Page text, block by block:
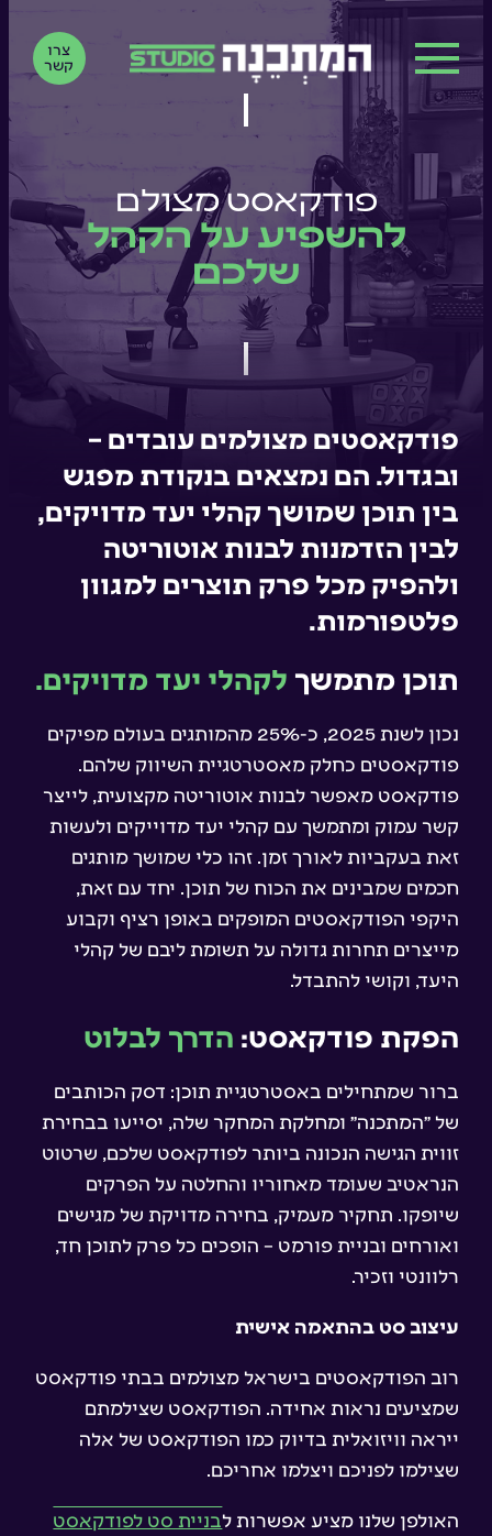
צרו
קשר
פודקאסט מצולם
להשפיע על הקהל
שלכם
פודקאסטים מצולמים עובדים –
ובגדול. הם נמצאים בנקודת מפגש
בין תוכן שמושך קהלי יעד מדויקים,
לבין הזדמנות לבנות אוטוריטה
ולהפיק מכל פרק תוצרים למגוון
פלטפורמות.
תוכן מתמשך לקהלי יעד מדויקים.
נכון לשנת 2025, כ-25% מהמותגים בעולם מפיקים
פודקאסטים כחלק מאסטרטגיית השיווק שלהם.
פודקאסט מאפשר לבנות אוטוריטה מקצועית, לייצר
קשר עמוק ומתמשך עם קהלי יעד מדוייקים ולעשות
זאת בעקביות לאורך זמן. זהו כלי שמושך מותגים
חכמים שמבינים את הכוח של תוכן. יחד עם זאת,
היקפי הפודקאסטים המופקים באופן רציף וקבוע
מייצרים תחרות גדולה על תשומת ליבם של קהלי
היעד, וקושי להתבדל.
הפקת פודקאסט: הדרך לבלוט
ברור שמתחילים באסטרטגיית תוכן: דסק הכותבים
של ״המתכנה״ ומחלקת המחקר שלה, יסייעו בבחירת
זווית הגישה הנכונה ביותר לפודקאסט שלכם, שרטוט
הנראטיב שעומד מאחוריו והחלטה על הפרקים
שיופקו. תחקיר מעמיק, בחירה מדויקת של מגישים
ואורחים ובניית פורמט – הופכים כל פרק לתוכן חד,
רלוונטי וזכיר.
עיצוב סט בהתאמה אישית
רוב הפודקאסטים בישראל מצולמים בבתי פודקאסט
שמציעים נראות אחידה. הפודקאסט שצילמתם
ייראה וויזואלית בדיוק כמו הפודקאסט של אלה
שצילמו לפניכם ויצלמו אחריכם.
האולפן שלנו מציע אפשרות לבניית סט לפודקאסט